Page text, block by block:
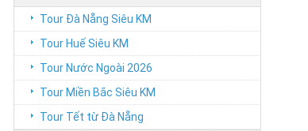
Tour Đà Nẵng Siêu KM
Tour Huế Siêu KM
Tour Nước Ngoài 2026
Tour Miền Bắc Siêu KM
Tour Tết từ Đà Nẵng